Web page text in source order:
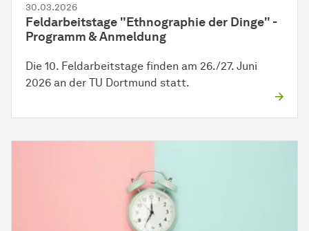
30.03.2026
Feldarbeitstage "Ethnographie der Dinge" -
Programm & Anmeldung
Die 10. Feldarbeitstage finden am 26./27. Juni
2026 an der TU Dortmund statt.